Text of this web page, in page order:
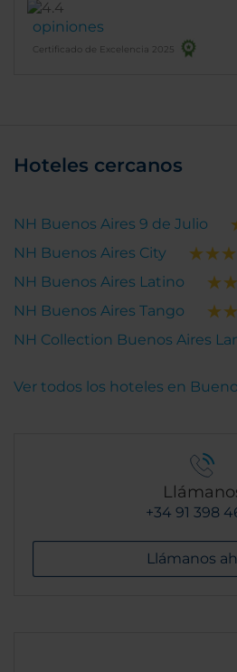
opiniones
Certificado de Excelencia 2025
Hoteles cercanos
NH Buenos Aires 9 de Julio
NH Buenos Aires City
NH Buenos Aires Latino
NH Buenos Aires Tango
NH Collection Buenos Aires
Ver todos los hoteles en
+34 91 398
Llámanos